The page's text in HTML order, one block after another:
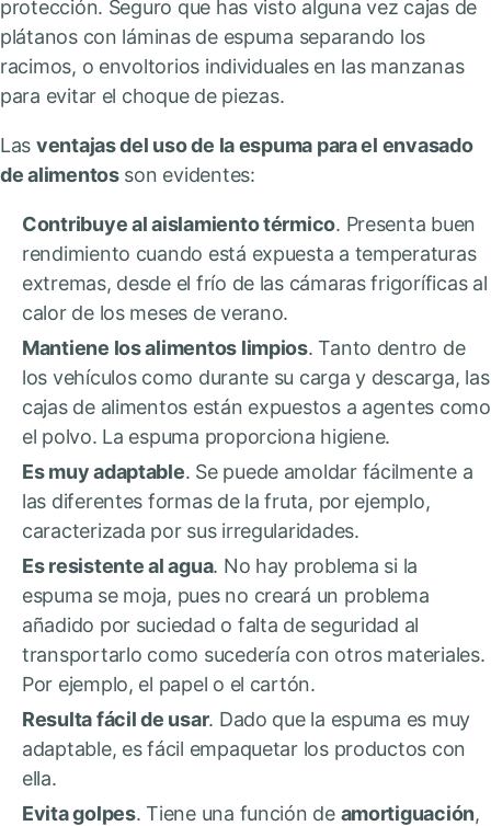
protección. Seguro que has visto alguna vez cajas de
plátanos con láminas de espuma separando los
racimos, o envoltorios individuales en las manzanas
para evitar el choque de piezas.
Las ventajas del uso de la espuma para el envasado
de alimentosson evidentes:
Contribuye al aislamiento térmico. Presenta buen
rendimiento cuando está expuesta a temperaturas
extremas, desde el frío de las cámaras frigoríficas al
calor de los meses de verano.
Mantiene los alimentos limpios. Tanto dentro de
los vehículos como durante su carga y descarga, las
cajas de alimentos están expuestos a agentes como
el polvo. La espuma proporciona higiene.
Es muy adaptable. Se puede amoldar fácilmente a
las diferentes formas de la fruta, por ejemplo,
caracterizada por sus irregularidades.
Es resistente al agua. No hay problema si la
espuma se moja, pues no creará un problema
añadido por suciedad o falta de seguridad al
transportarlo como sucedería con otros materiales.
Por ejemplo, el papel o el cartón.
Resulta fácil de usar. Dado que la espuma es muy
adaptable, es fácil empaquetar los productos con
ella.
Evita golpes. Tiene una función de amortiguación,